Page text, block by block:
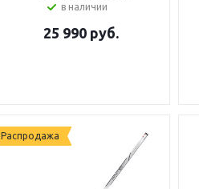
в наличии
25 990 руб.
Распродажа